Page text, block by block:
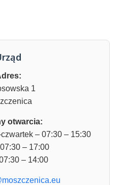
1
otwarcia:
– 07:30 – 15:30
– 17:00
– 14:00